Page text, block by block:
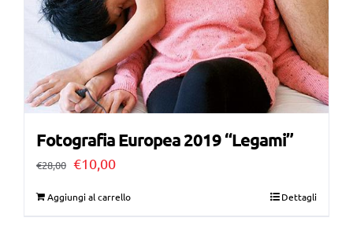
Fotografia Europea 2019 “Legami”
€28,00 Il
€10,00Il
Aggiungi al carrello Dettagli